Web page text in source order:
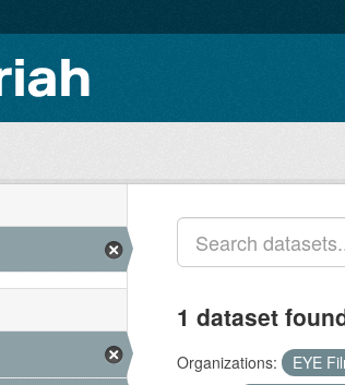
1 dataset
Organizations: EYE